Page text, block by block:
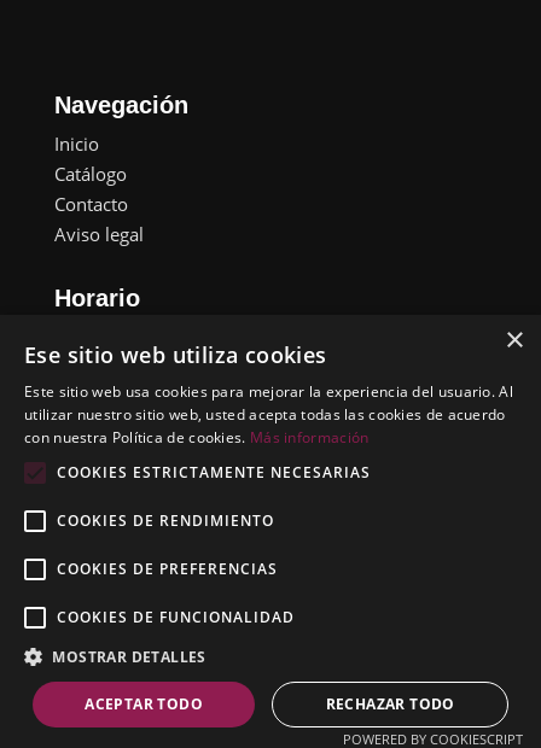
Navegación
Inicio
Catálogo
Contacto
Aviso legal
Horario
Sábado y Domingo: Cerrado
Contacto
Carrer Miguel Servet, 50, Pol. Ind.
Barcelona
(+34) 937 71 57 21
Cromobel © 2021. Todos los derechos reservados.
Desarrollado por
Nivel Z
×
Ese sitio web utiliza cookies
Este sitio web usa cookies para mejorar la experiencia del usuario. Al
utilizar nuestro sitio web, usted acepta todas las cookies de acuerdo
con nuestra Política de cookies. Más información
COOKIES ESTRICTAMENTE NECESARIAS
COOKIES DE RENDIMIENTO
COOKIES DE PREFERENCIAS
COOKIES DE FUNCIONALIDAD
MOSTRAR DETALLES
ACEPTAR TODO RECHAZAR TODO
POWERED BY COOKIESCRIPT